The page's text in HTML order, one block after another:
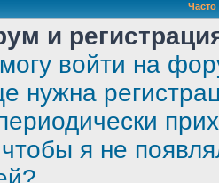
и
войти на
нужна
я не